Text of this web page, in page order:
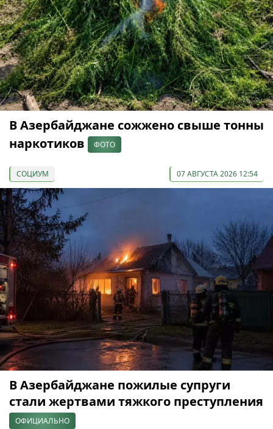
В Азербайджане сожжено свыше тонны
наркотиков
ФОТО
СОЦИУМ 07 АВГУСТА 2026 12:54
В Азербайджане пожилые супруги
стали жертвами тяжкого преступления
ОФИЦИАЛЬНО